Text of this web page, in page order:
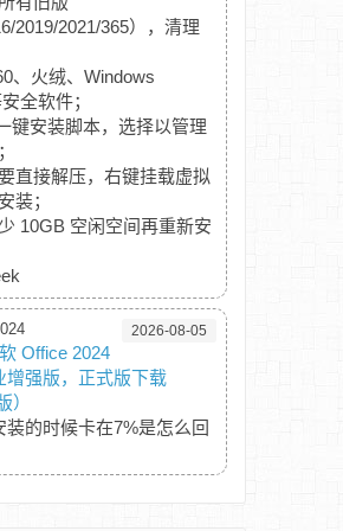
2019/2021/365），清理
、火绒、Windows
全软件；
键安装脚本，选择以管理
直接解压，右键挂载虚拟
装；
10GB 空闲空间再重新安
2026-08-05
Office 2024
增强版，正式版下载
）
装的时候卡在7%是怎么回